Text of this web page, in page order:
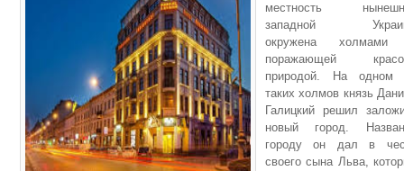
местность
западной
окружена
поражающей
природой. На одном
таких холмов князь
Галицкий решил
новый город.
городу он дал в
своего сына Льва,